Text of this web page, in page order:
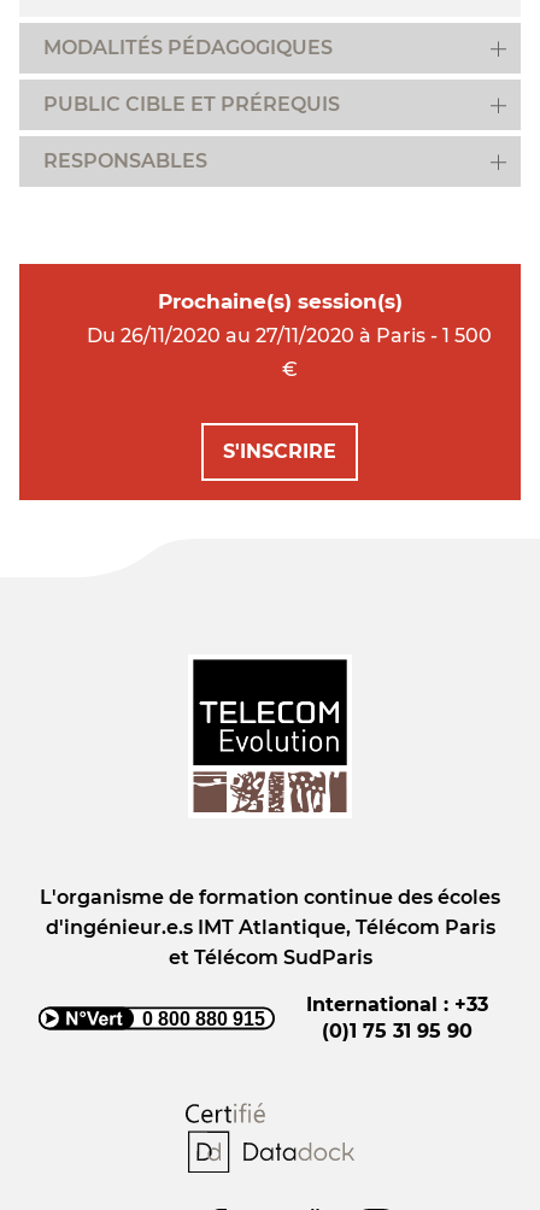
MODALITÉS PÉDAGOGIQUES
PUBLIC CIBLE ET PRÉREQUIS
RESPONSABLES
Prochaine(s) session(s)
Du 26/11/2020 au 27/11/2020 à Paris - 1 500
€
S'INSCRIRE
L'organisme de formation continue des écoles
d'ingénieur.e.s IMT Atlantique, Télécom Paris
et Télécom SudParis
0 800 880 915
International : +33
(0)1 75 31 95 90